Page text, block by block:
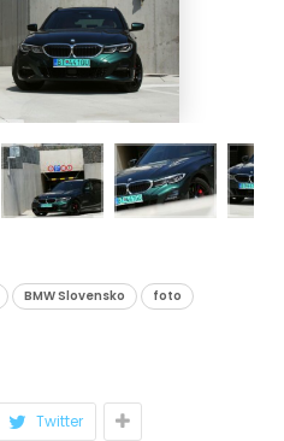
BMW Slovensko
foto
Twitter